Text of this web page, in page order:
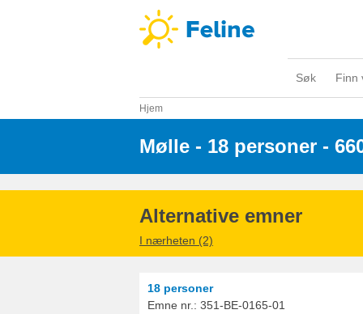
Søk Finn
Hjem
Mølle - 18 personer -
Alternative emner
I nærheten (2)
18 personer
Emne nr.: 351-BE-0165-01